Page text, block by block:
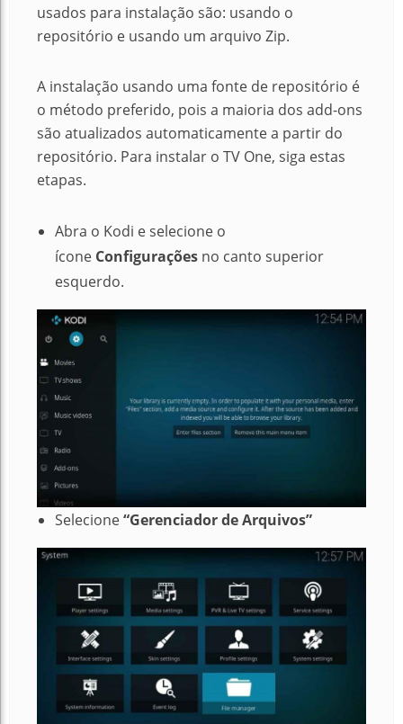
usados ​​para instalação são: usando o
repositório e usando um arquivo Zip.
A instalação usando uma fonte de repositório é
o método preferido, pois a maioria dos add-ons
são atualizados automaticamente a partir do
repositório. Para instalar o TV One, siga estas
etapas.
Abra o Kodi e selecione o
ícone Configurações no canto superior
esquerdo.
Selecione“Gerenciador de Arquivos”